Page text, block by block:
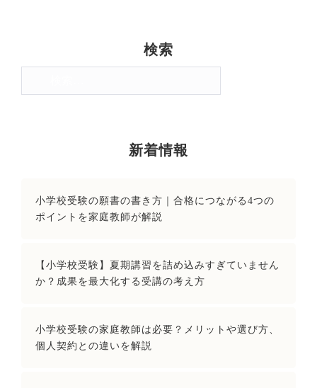
検索
索:
新着情報
小学校受験の願書の書き方｜合格につながる4つの
ポイントを家庭教師が解説
【小学校受験】夏期講習を詰め込みすぎていません
か？成果を最大化する受講の考え方
小学校受験の家庭教師は必要？メリットや選び方、
個人契約との違いを解説